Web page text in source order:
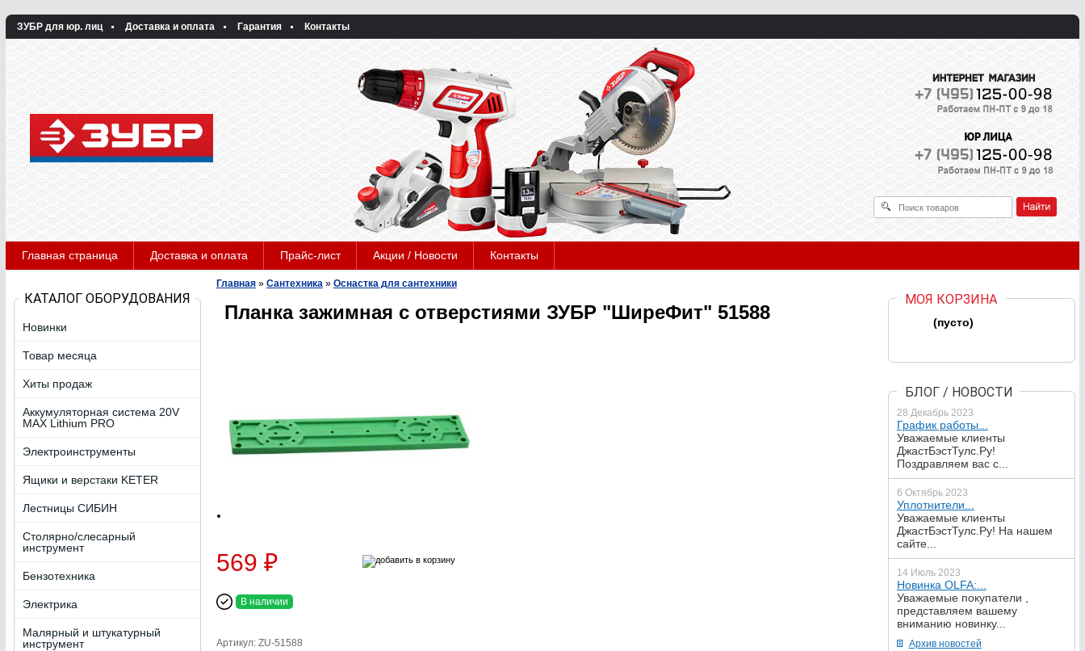
ЗУБР для юр. лиц Доставка и оплата Гарантия Контакты
Главная страница Доставка и оплата Прайс-лист Акции / Новости Контакты
КАТАЛОГ ОБОРУДОВАНИЯ
Новинки
Товар месяца
Хиты продаж
Аккумуляторная система 20V
MAX Lithium PRO
Электроинструменты
Ящики и верстаки KETER
Лестницы СИБИН
Столярно/слесарный
инструмент
Бензотехника
Электрика
Малярный и штукатурный
инструмент
Главная» Сантехника» Оснастка для сантехники
Планка зажимная с отверстиями ЗУБР "ШиреФит" 51588
569 ₽
В наличии
Артикул: ZU-51588
МОЯ КОРЗИНА
(пусто)
БЛОГ / НОВОСТИ
28 Декабрь 2023
График работы...
Уважаемые клиенты
ДжастБэстТулс.Ру!
Поздравляем вас с...
6 Октябрь 2023
Уплотнители...
Уважаемые клиенты
ДжастБэстТулс.Ру! На нашем
сайте...
14 Июль 2023
Новинка OLFA:...
Уважаемые покупатели ,
представляем вашему
вниманию новинку...
Архив новостей